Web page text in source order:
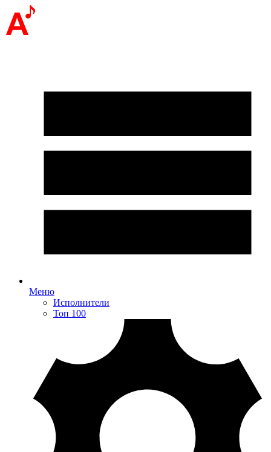
Меню
Исполнители
Топ 100